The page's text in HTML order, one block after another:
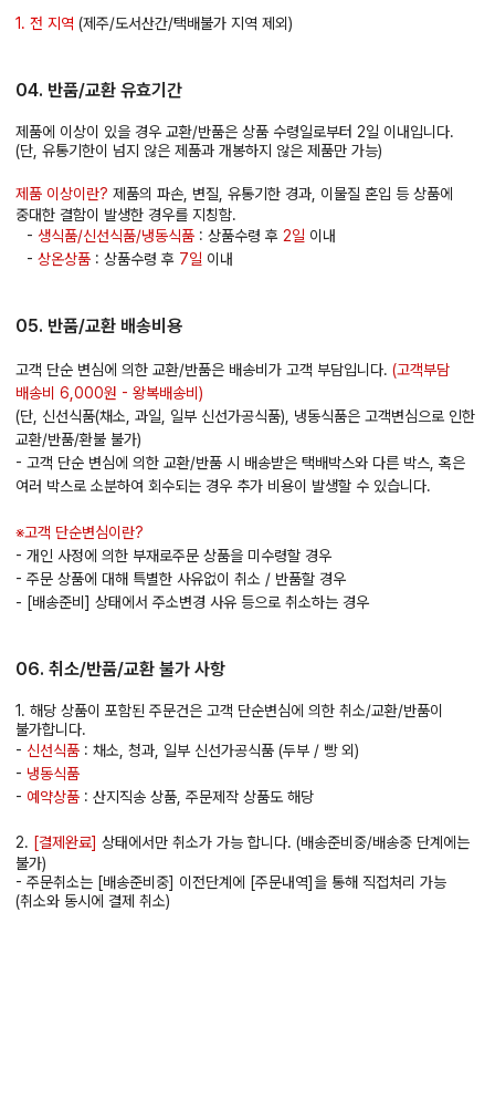
1. 전 지역 (제주/도서산간/택배불가 지역 제외)
04. 반품/교환 유효기간
제품에 이상이 있을 경우 교환/반품은 상품 수령일로부터 2일 이내입니다.
(단, 유통기한이 넘지 않은 제품과 개봉하지 않은 제품만 가능)
제품 이상이란? 제품의 파손, 변질, 유통기한 경과, 이물질 혼입 등 상품에
중대한 결함이 발생한 경우를 지칭함.
- 생식품/신선식품/냉동식품 : 상품수령 후 2일 이내
- 상온상품 : 상품수령 후 7일 이내
05. 반품/교환 배송비용
고객 단순 변심에 의한 교환/반품은 배송비가 고객 부담입니다. (고객부담
배송비 6,000원 - 왕복배송비)
(단, 신선식품(채소, 과일, 일부 신선가공식품), 냉동식품은 고객변심으로 인한
교환/반품/환불 불가)
- 고객 단순 변심에 의한 교환/반품 시 배송받은 택배박스와 다른 박스, 혹은
여러 박스로 소분하여 회수되는 경우 추가 비용이 발생할 수 있습니다.
※고객 단순변심이란?
- 개인 사정에 의한 부재로주문 상품을 미수령할 경우
- 주문 상품에 대해 특별한 사유없이 취소 / 반품할 경우
- [배송준비] 상태에서 주소변경 사유 등으로 취소하는 경우
06. 취소/반품/교환 불가 사항
1. 해당 상품이 포함된 주문건은 고객 단순변심에 의한 취소/교환/반품이
불가합니다.
- 신선식품 : 채소, 청과, 일부 신선가공식품 (두부 / 빵 외)
- 냉동식품
- 예약상품 : 산지직송 상품, 주문제작 상품도 해당
2. [결제완료] 상태에서만 취소가 가능 합니다. (배송준비중/배송중 단계에는
불가)
- 주문취소는 [배송준비중] 이전단계에 [주문내역]을 통해 직접처리 가능
(취소와 동시에 결제 취소)